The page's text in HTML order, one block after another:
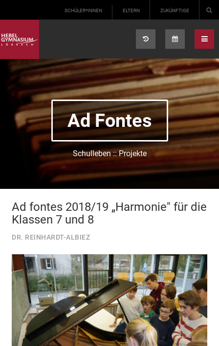
SCHÜLER*INNEN ELTERN ZUKÜNFTIGE
Ad Fontes
Schulleben :: Projekte
Ad fontes 2018/19 „Harmonie" für die
Klassen 7 und 8
DR. REINHARDT-ALBIEZ